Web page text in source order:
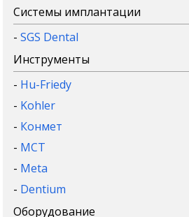
Системы имплантации
-SGS Dental
Инструменты
- Hu-Friedy
- Kohler
- Конмет
- MCT
- Meta
- Dentium
Оборудование